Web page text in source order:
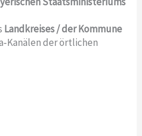
Landkreises / der Kommune
der örtlichen